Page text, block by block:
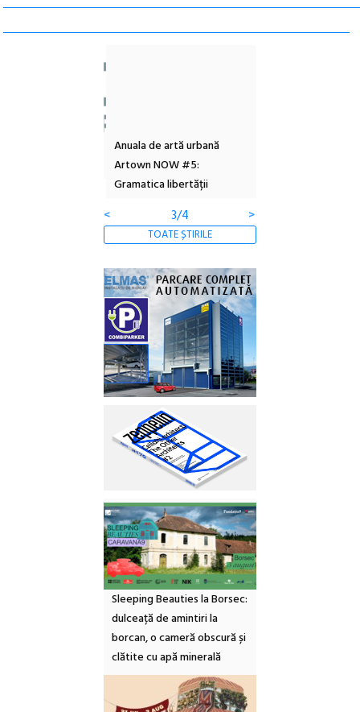
Anuala de artă urbană
Artown NOW #5:
Gramatica libertății
<
3/4 >
TOATE ȘTIRILE
Sleeping Beauties la Borsec:
dulceață de amintiri la
borcan, o cameră obscură și
clătite cu apă minerală